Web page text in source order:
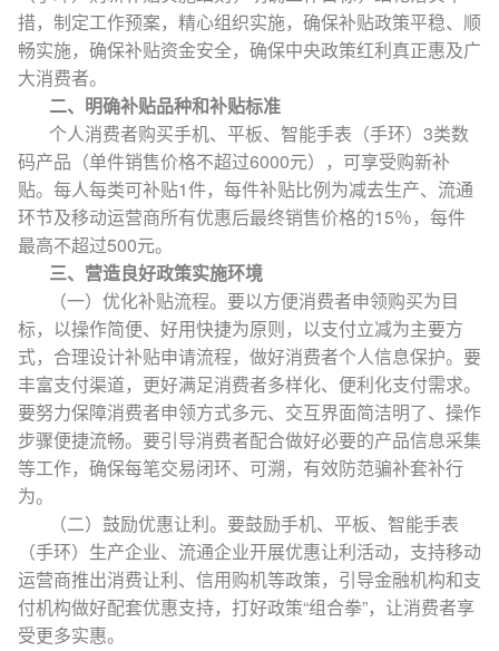
措，制定工作预案，精心组织实施，确保补贴政策平稳、顺
畅实施，确保补贴资金安全，确保中央政策红利真正惠及广
大消费者。
二、明确补贴品种和补贴标准
个人消费者购买手机、平板、智能手表（手环）3类数
码产品（单件销售价格不超过6000元），可享受购新补
贴。每人每类可补贴1件，每件补贴比例为减去生产、流通
环节及移动运营商所有优惠后最终销售价格的15％，每件
最高不超过500元。
三、营造良好政策实施环境
（一）优化补贴流程。要以方便消费者申领购买为目
标，以操作简便、好用快捷为原则，以支付立减为主要方
式，合理设计补贴申请流程，做好消费者个人信息保护。要
丰富支付渠道，更好满足消费者多样化、便利化支付需求。
要努力保障消费者申领方式多元、交互界面简洁明了、操作
步骤便捷流畅。要引导消费者配合做好必要的产品信息采集
等工作，确保每笔交易闭环、可溯，有效防范骗补套补行
为。
（二）鼓励优惠让利。要鼓励手机、平板、智能手表
（手环）生产企业、流通企业开展优惠让利活动，支持移动
运营商推出消费让利、信用购机等政策，引导金融机构和支
付机构做好配套优惠支持，打好政策“组合拳”，让消费者享
受更多实惠。